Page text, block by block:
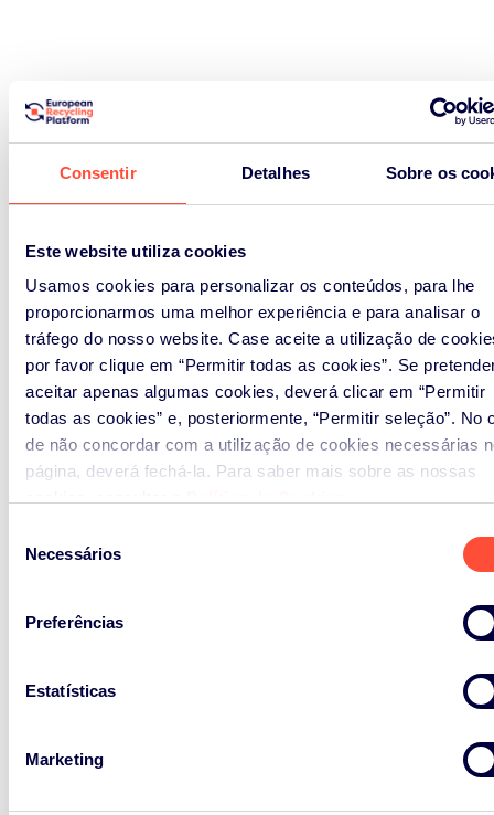
Consentir Detalhes Sobre os
Este website utiliza cookies
Usamos cookies para personalizar os conteúdos, para lhe
proporcionarmos uma melhor experiência e para analisar o
tráfego do nosso website. Case aceite a utilização de
por favor clique em “Permitir todas as cookies”. Se
aceitar apenas algumas cookies, deverá clicar em “Permitir
todas as cookies” e, posteriormente, “Permitir seleção”. No
de não concordar com a utilização de cookies necessárias
página, deverá fechá-la. Para saber mais sobre as nossas
Necessários
Preferências
Estatísticas
Marketing